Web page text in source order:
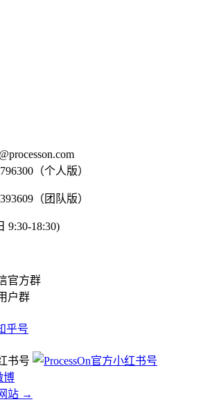
（个人版）
（团队版）
9:30-18:30)
户群
站 →